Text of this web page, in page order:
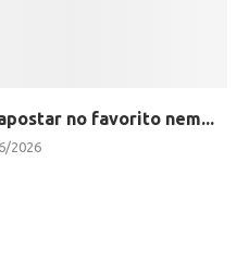
no favorito nem...
2026